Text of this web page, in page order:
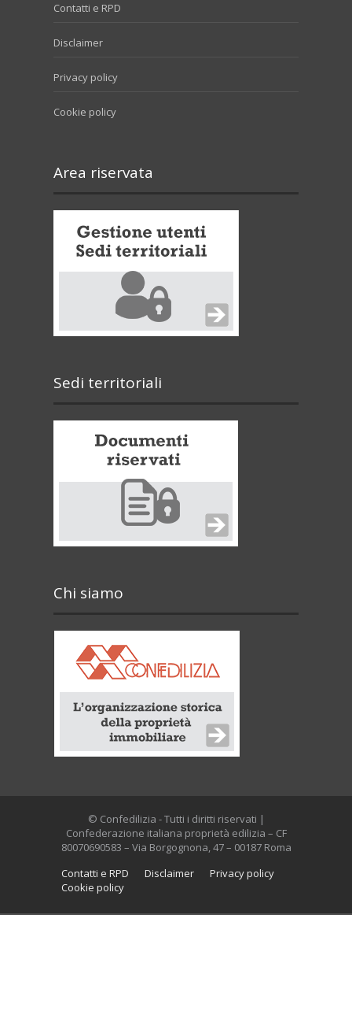
Contatti e RPD
Disclaimer
Privacy policy
Cookie policy
Area riservata
Sedi territoriali
Chi siamo
© Confedilizia - Tutti i diritti riservati |
Confederazione italiana proprietà edilizia – CF
80070690583 – Via Borgognona, 47 – 00187 Roma
Contatti e RPD
Disclaimer
Privacy policy
Cookie policy